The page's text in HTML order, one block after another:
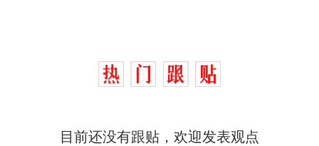
目前还没有跟贴，欢迎发表观点